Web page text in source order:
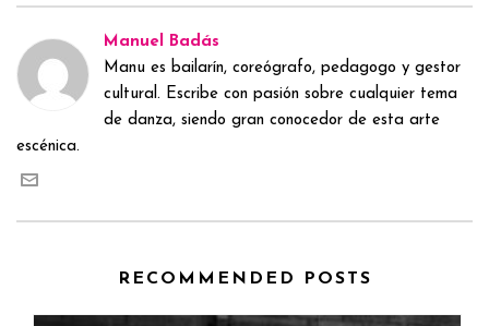
Manuel Badás
Manu es bailarín, coreógrafo, pedagogo y gestor
cultural. Escribe con pasión sobre cualquier tema
de danza, siendo gran conocedor de esta arte
escénica.
RECOMMENDED POSTS